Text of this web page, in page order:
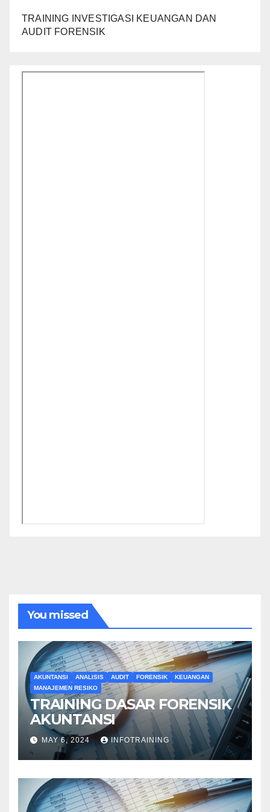
TRAINING INVESTIGASI KEUANGAN DAN
AUDIT FORENSIK
You missed
AKUNTANSI ANALISIS AUDIT FORENSIK
KEUANGAN
MANAJEMEN RESIKO
TRAINING DASAR FORENSIK
AKUNTANSI
MAY 6, 2024 INFOTRAINING